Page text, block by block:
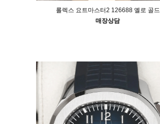
롤렉스 요트마스터2 126688 옐로 골드
매장상담